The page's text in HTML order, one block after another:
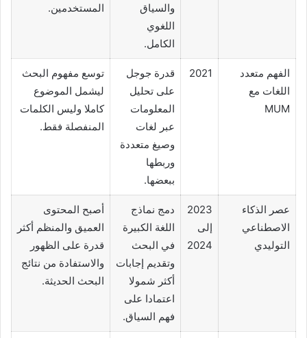
والسياق
اللغوي
الكامل.
المستخدمين.
الفهم متعدد
اللغات مع
MUM
2021
قدرة جوجل
على تحليل
المعلومات
عبر لغات
وصيغ متعددة
وربطها
ببعضها.
توسع مفهوم البحث
ليشمل الموضوع
كاملا وليس الكلمات
المنفصلة فقط.
عصر الذكاء
الاصطناعي
التوليدي
2023
إلى
2024
دمج نماذج
اللغة الكبيرة
في البحث
وتقديم إجابات
أكثر شمولا
اعتمادا على
فهم السياق.
أصبح المحتوى
العميق والمنظم أكثر
قدرة على الظهور
والاستفادة من نتائج
البحث الحديثة.